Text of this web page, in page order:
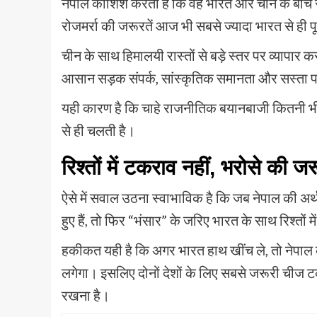
रोजमर्रा की जरूरतें आज भी सबसे ज्यादा भारत से ही
चीन के साथ हिमालयी रास्तों से बड़े स्तर पर
आसान सड़क संपर्क, सांस्कृतिक समानता और सस्ता
यही कारण है कि चाहे राजनीतिक बयानबाजी
से ही चलती है।
रिश्तों में टकराव नहीं, भरोसे की
ऐसे में सवाल उठना स्वाभाविक है कि जब नेपाल की
हुए हैं, तो फिर “भंसार” के जरिए भारत के साथ
हकीकत यही है कि अगर भारत हाथ खींच ले, तो
लगेगा। इसलिए दोनों देशों के लिए सबसे जरूरी चीज
रखना है।